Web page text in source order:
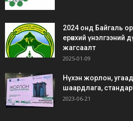
2024 онд Байгаль
ерөнхий үнэлгээний
жагсаалт
2025-01-09
Нүхэн жорлон,
шаардлага,
2023-06-21